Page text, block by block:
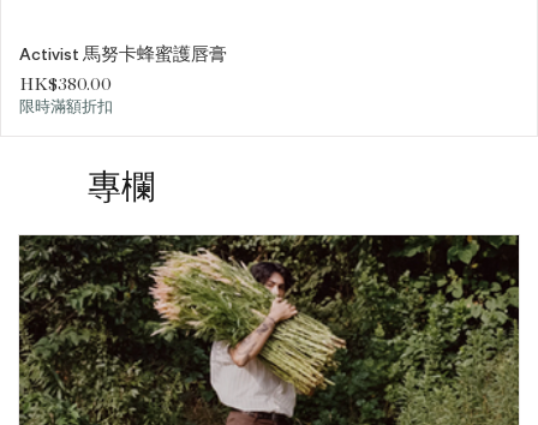
專欄
Activist 馬努卡蜂蜜護唇膏
價格
HK$380.00
限時滿額折扣